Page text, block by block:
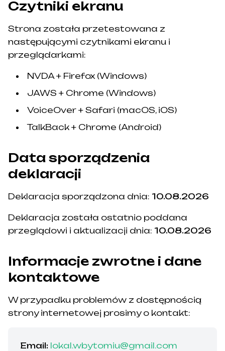
Czytniki ekranu
Strona została przetestowana z
następującymi czytnikami ekranu i
przeglądarkami:
NVDA + Firefox (Windows)
JAWS + Chrome (Windows)
VoiceOver + Safari (macOS, iOS)
TalkBack + Chrome (Android)
Data sporządzenia
deklaracji
Deklaracja sporządzona dnia: 10.08.2026
Deklaracja została ostatnio poddana
przeglądowi i aktualizacji dnia: 10.08.2026
Informacje zwrotne i dane
kontaktowe
W przypadku problemów z dostępnością
strony internetowej prosimy o kontakt:
Email: lokal.wbytomiu@gmail.com